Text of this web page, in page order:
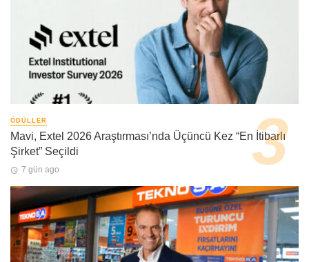
ÖDÜLLER
Mavi, Extel 2026 Araştırması’nda Üçüncü Kez “En İtibarlı
Şirket” Seçildi
7 gün ago